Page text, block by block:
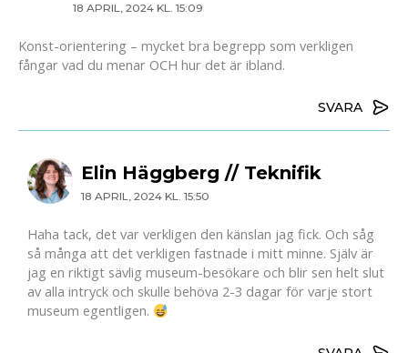
18 APRIL, 2024 KL. 15:09
Konst-orientering – mycket bra begrepp som verkligen
fångar vad du menar OCH hur det är ibland.
SVARA
Elin Häggberg // Teknifik
18 APRIL, 2024 KL. 15:50
Haha tack, det var verkligen den känslan jag fick. Och såg
så många att det verkligen fastnade i mitt minne. Själv är
jag en riktigt sävlig museum-besökare och blir sen helt slut
av alla intryck och skulle behöva 2-3 dagar för varje stort
museum egentligen.